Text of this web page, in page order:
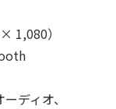
1,080）
ディオ、